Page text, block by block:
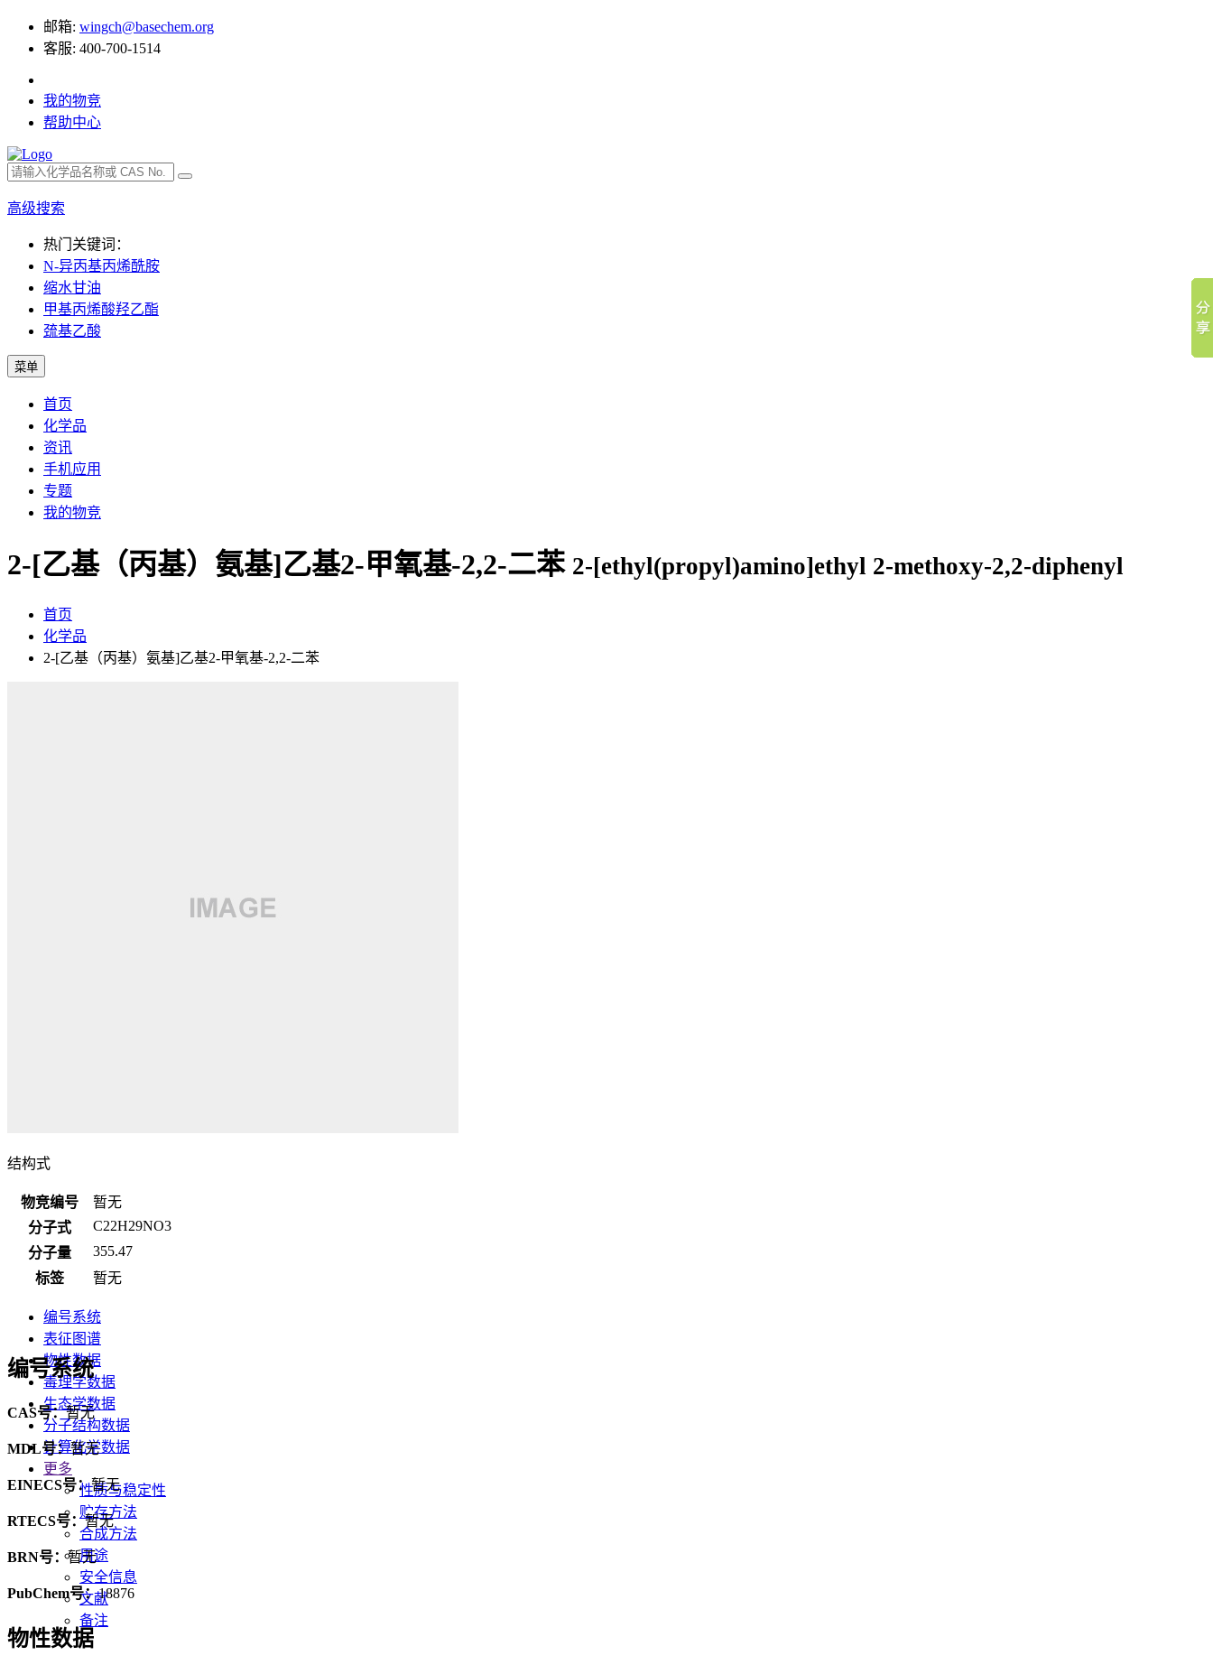
邮箱: wingch@basechem.org
客服: 400-700-1514
我的物竞
帮助中心
高级搜索
热门关键词：
N-异丙基丙烯酰胺
缩水甘油
甲基丙烯酸羟乙酯
巯基乙酸
菜单
首页
化学品
资讯
手机应用
专题
我的物竞
2-[乙基（丙基）氨基]乙基2-甲氧基-2,2-二苯 2-[ethyl(propyl)amino]ethyl 2-methoxy-2,2-diphenyl
首页
化学品
2-[乙基（丙基）氨基]乙基2-甲氧基-2,2-二苯
结构式
物竞编号
暂无
分子式
C22H29NO3
分子量
355.47
标签
暂无
编号系统
表征图谱
物性数据
毒理学数据
生态学数据
分子结构数据
计算化学数据
更多
性质与稳定性
贮存方法
合成方法
用途
安全信息
文献
备注
编号系统
CAS号：暂无
MDL号：暂无
EINECS号：暂无
RTECS号：暂无
BRN号：暂无
PubChem号：18876
物性数据